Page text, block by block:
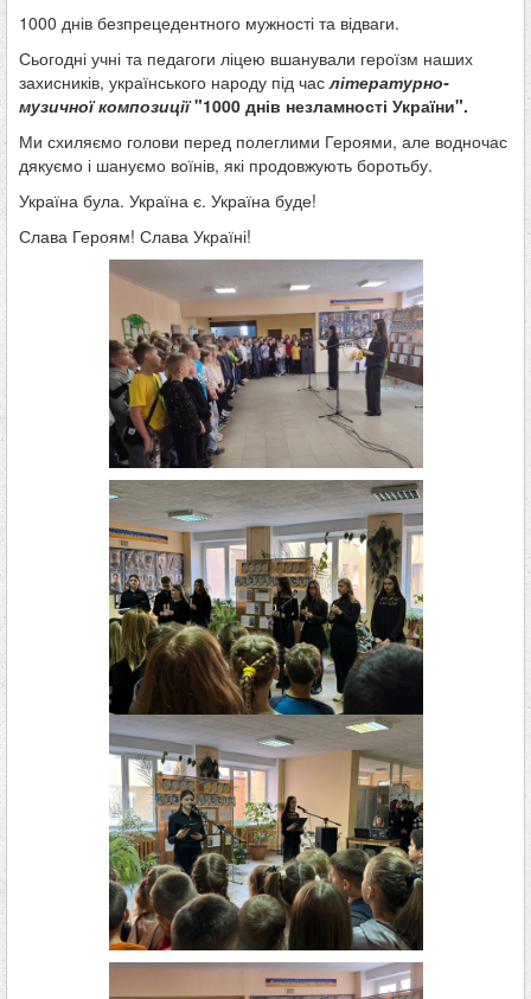
1000 днів безпрецедентного мужності та відваги.
Сьогодні учні та педагоги ліцею вшанували героїзм наших
захисників, українського народу під часлітературно-
музичної композиції "1000 днів незламності України".
Ми схиляємо голови перед полеглими Героями, але водночас
дякуємо і шануємо воїнів, які продовжують боротьбу.
Україна була. Україна є. Україна буде!
Слава Героям! Слава Україні!